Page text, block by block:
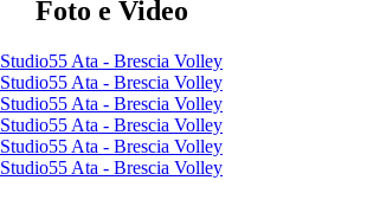
Foto e Video
Studio55 Ata - Brescia Volley
Studio55 Ata - Brescia Volley
Studio55 Ata - Brescia Volley
Studio55 Ata - Brescia Volley
Studio55 Ata - Brescia Volley
Studio55 Ata - Brescia Volley